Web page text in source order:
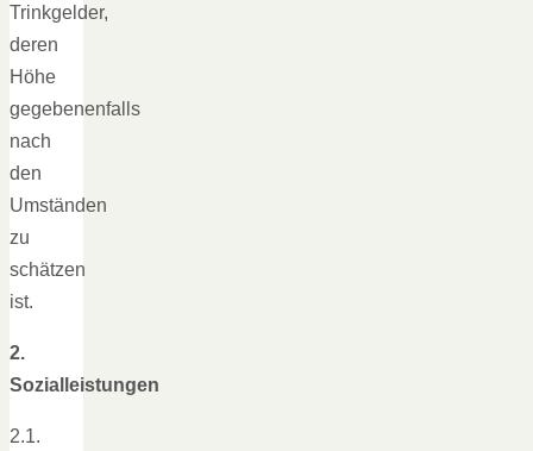
Trinkgelder,
deren
Höhe
gegebenenfalls
nach
den
Umständen
zu
schätzen
ist.
2.
Sozialleistungen
2.1.